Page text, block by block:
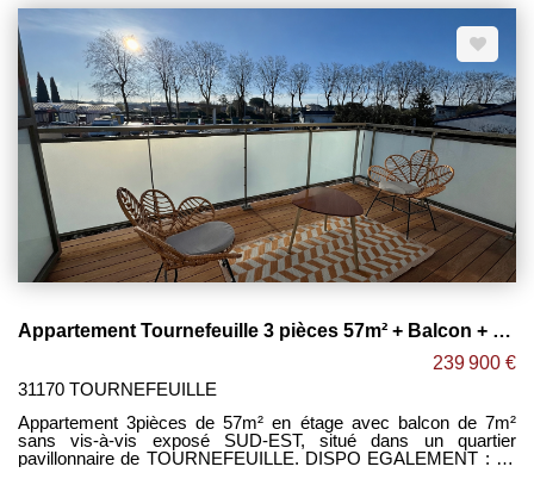
équipée, le tout donnant accès à une grande terrasse. -2 belles
chambres donnant accès à une seconde terrasse. -Salle de
bain avec emplacement lave linge et sèche serviettes. -WC
séparé. -2 places de parking en sous-sol avec accès sécurisé.
Maxime FONTENELLE LES CLEFS DU NEUF
Appartement Tournefeuille 3 pièces 57m² + Balcon + 2 place de parking !
239 900 €
31170 TOURNEFEUILLE
Appartement 3pièces de 57m² en étage avec balcon de 7m²
sans vis-à-vis exposé SUD-EST, situé dans un quartier
pavillonnaire de TOURNEFEUILLE. DISPO EGALEMENT : T3